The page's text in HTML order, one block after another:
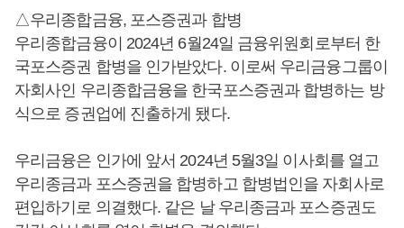
△우리종합금융, 포스증권과 합병
우리종합금융이 2024년 6월24일 금융위원회로부터 한
국포스증권 합병을 인가받았다. 이로써 우리금융그룹이
자회사인 우리종합금융을 한국포스증권과 합병하는 방
식으로 증권업에 진출하게 됐다.
우리금융은 인가에 앞서 2024년 5월3일 이사회를 열고
우리종금과 포스증권을 합병하고 합병법인을 자회사로
편입하기로 의결했다. 같은 날 우리종금과 포스증권도